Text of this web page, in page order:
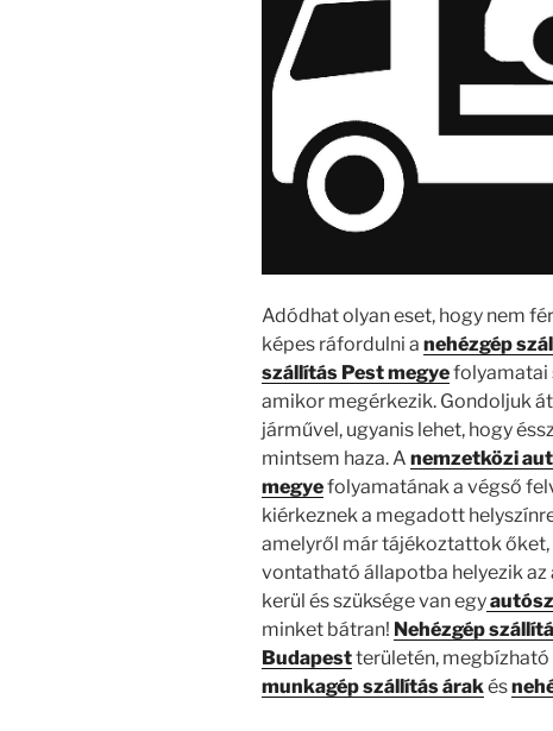
Adódhat olyan eset, hogy nem
képes ráfordulni a nehézgép
szállítás Pest megyefolyamatai
amikor megérkezik. Gondoljuk
járművel, ugyanis lehet, hogy
mintsem haza. A nemzetközi
megyefolyamatának a végső
kiérkeznek a megadott
amelyről már tájékoztattok őket,
vontatható állapotba helyezik
kerül és szüksége van egy
minket bátran! Nehézgép
Budapestterületén,
munkagép szállítás árakés